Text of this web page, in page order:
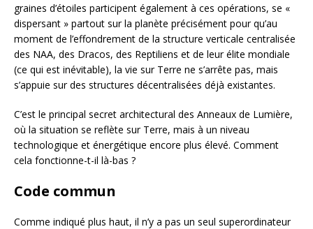
graines d’étoiles participent également à ces opérations, se «
dispersant » partout sur la planète précisément pour qu’au
moment de l’effondrement de la structure verticale centralisée
des NAA, des Dracos, des Reptiliens et de leur élite mondiale
(ce qui est inévitable), la vie sur Terre ne s’arrête pas, mais
s’appuie sur des structures décentralisées déjà existantes.
C’est le principal secret architectural des Anneaux de Lumière,
où la situation se reflète sur Terre, mais à un niveau
technologique et énergétique encore plus élevé. Comment
cela fonctionne-t-il là-bas ?
Code commun
Comme indiqué plus haut, il n’y a pas un seul superordinateur